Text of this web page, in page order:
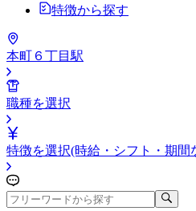
特徴から探す
本町６丁目駅
職種を選択
特徴を選択(時給・シフト・期間